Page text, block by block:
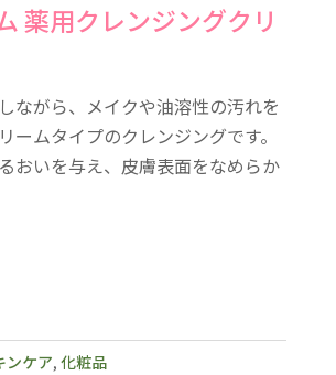
薬用クレンジングクリ
ながら、メイクや油溶性の汚れを
ームタイプのクレンジングです。
おいを与え、皮膚表面をなめらか
ンケア, 化粧品